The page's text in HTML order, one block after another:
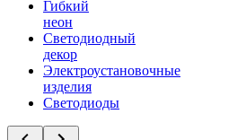
Гибкий
неон
Светодиодный
декор
Электроустановочные
изделия
Светодиоды